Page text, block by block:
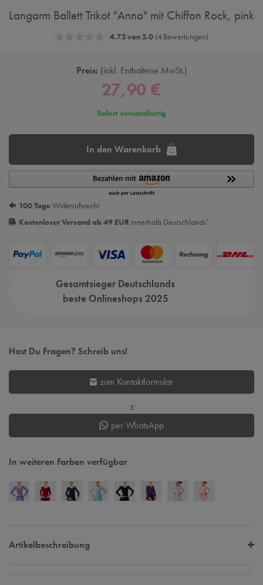
Langarm Ballett Trikot "Anna" mit Chiffon Rock, pink
4.75 von 5.0(4 Bewertungen)
Preis: inkl. Enthaltene MwSt.
27,90 €
Sofort versandfertig
In den Warenkorb
100 TageWiderrufsrecht
Kostenloser Versand ab 49 EUR innerhalb Deutschlands*
Gesamtsieger Deutschlands
beste Onlineshops 2025
Hast Du Fragen? Schreib uns!
zum Kontaktformular
z
per WhatsApp
In weiteren Farben verfügbar
Artikelbeschreibung